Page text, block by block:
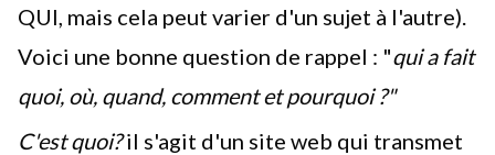
QUI, mais cela peut varier d'un sujet à l'autre).
Voici une bonne question de rappel : "qui a fait
quoi, où, quand, comment et pourquoi ?"
C'est quoi?il s'agit d'un site web qui transmet